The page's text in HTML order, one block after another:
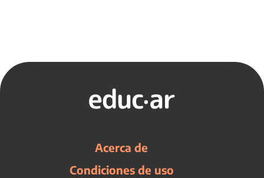
Acerca de
Condiciones de uso